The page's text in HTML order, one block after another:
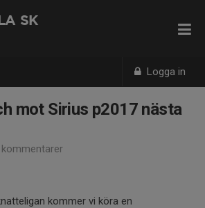
Logga in
SK
mot Sirius p2017 nästa
kommentarer
kommer vi köra en